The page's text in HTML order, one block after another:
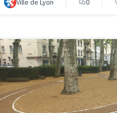
Ville de Lyon 0